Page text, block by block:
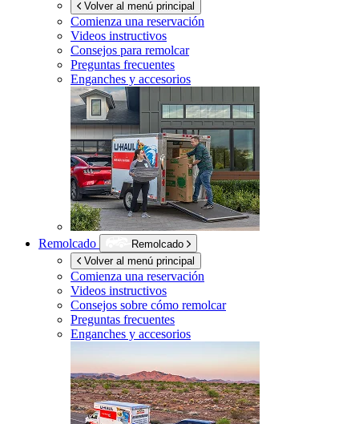
Volver al menú principal
Comienza una reservación
Videos instructivos
Consejos para remolcar
Preguntas frecuentes
Enganches y accesorios
Remolcado
Remolcado
Volver al menú principal
Comienza una reservación
Videos instructivos
Consejos sobre cómo remolcar
Preguntas frecuentes
Enganches y accesorios